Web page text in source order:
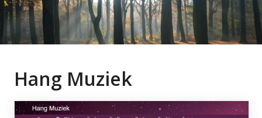
Hang Muziek